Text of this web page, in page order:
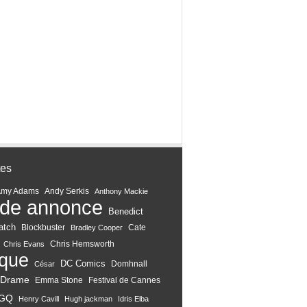
Adams Andy Serkis Anthony Mackie
annonce
Benedict
Blockbuster Bradley Cooper
Cate
Chris Evans Chris Hemsworth
César DC Comics
Domhnall
Drame Emma Stone Festival de Cannes
Henry Cavill Hugh jackman Idris Elba